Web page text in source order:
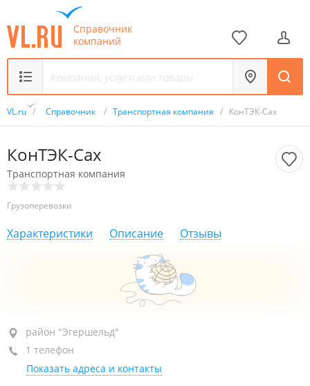
Справочник
компаний
VL.ru / Справочник / Транспортная компания / КонТЭК-Сах
КонТЭК-Сах
Транспортная компания
Грузоперевозки
Характеристики Описание Отзывы
район "Эгершельд", ул. Стрельникова, 7
оф. 606
+7 914 706-66-87
район "Эгершельд"
1 телефон
Показать адреса и контакты